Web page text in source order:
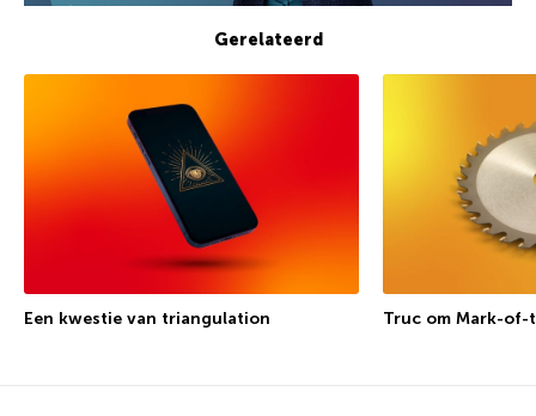
Gerelateerd
Een kwestie van triangulation Truc om Mark-of-